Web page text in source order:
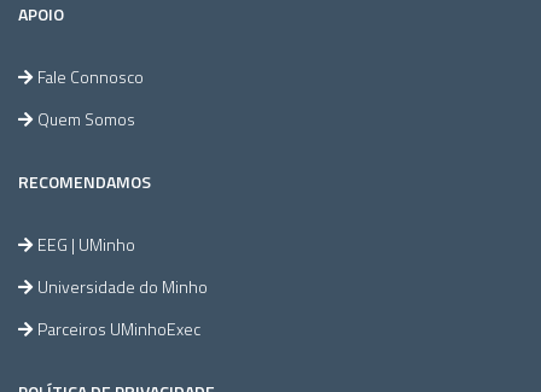
APOIO
Fale Connosco
Quem Somos
RECOMENDAMOS
EEG | UMinho
Universidade do Minho
Parceiros UMinhoExec